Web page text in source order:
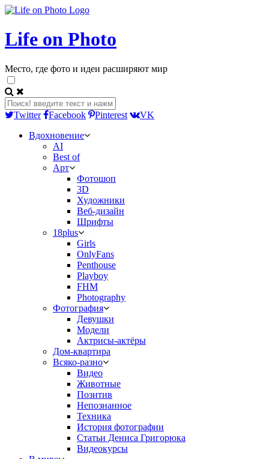
Life on Photo
Место, где фото и идеи расширяют мир
Twitter Facebook Pinterest
VK
Вдохновение
AI
Best of
Арт
Фотошоп
3D
Художники
Веб-дизайн
Шрифты
18plus
Girls
OnlyFans
Penthouse
Playboy
FHM
Photography
Фотография
Девушки
Модели
Актрисы-актёры
Дом-квартира
Всяко-разно
Видео
Животные
Позитив
Непознанное
Техника
История фотографии
Статьи Дениса Григорюка
Видеокурсы